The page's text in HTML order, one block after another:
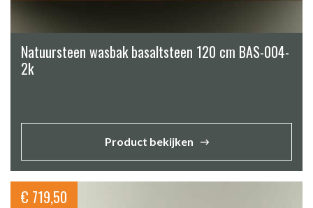
Natuursteen wasbak basaltsteen 120 cm BAS-004-
2k
Product bekijken
€ 719,50